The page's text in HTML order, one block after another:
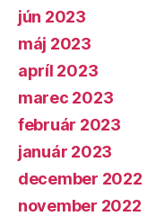
jún 2023
máj 2023
apríl 2023
marec 2023
február 2023
január 2023
december 2022
november 2022